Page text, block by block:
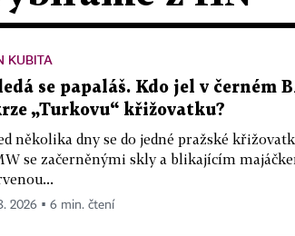
KUBITA
se papaláš. Kdo jel v černém
„Turkovu“ křižovatku?
několika dny se do jedné pražské
se začerněnými skly a blikajícím
2026 ▪ 6 min. čtení